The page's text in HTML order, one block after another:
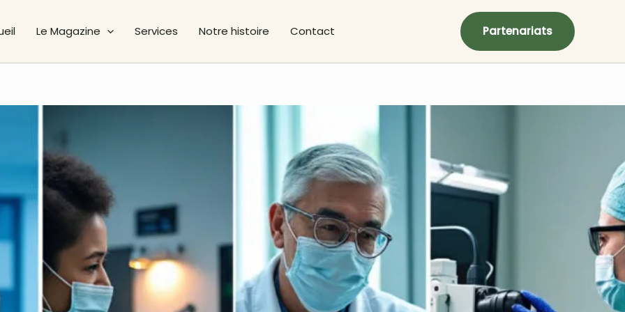
Le Magazine Services Notre histoire Contact Partenariats